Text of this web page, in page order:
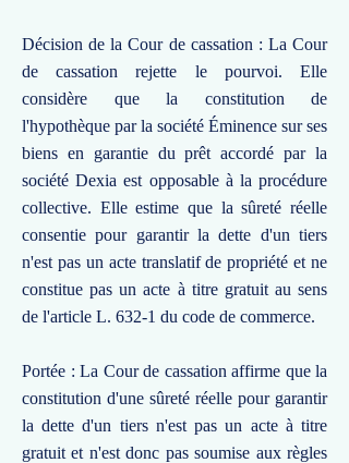
Décision de la Cour de cassation : La Cour
de cassation rejette le pourvoi. Elle
considère que la constitution de
l'hypothèque par la société Éminence sur ses
biens en garantie du prêt accordé par la
société Dexia est opposable à la procédure
collective. Elle estime que la sûreté réelle
consentie pour garantir la dette d'un tiers
n'est pas un acte translatif de propriété et ne
constitue pas un acte à titre gratuit au sens
de l'article L. 632-1 du code de commerce.
Portée : La Cour de cassation affirme que la
constitution d'une sûreté réelle pour garantir
la dette d'un tiers n'est pas un acte à titre
gratuit et n'est donc pas soumise aux règles